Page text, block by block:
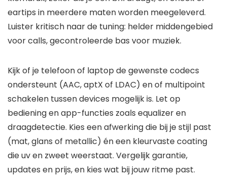
eartips in meerdere maten worden meegeleverd.
Luister kritisch naar de tuning: helder middengebied
voor calls, gecontroleerde bas voor muziek.
Kijk of je telefoon of laptop de gewenste codecs
ondersteunt (AAC, aptX of LDAC) en of multipoint
schakelen tussen devices mogelijk is. Let op
bediening en app-functies zoals equalizer en
draagdetectie. Kies een afwerking die bij je stijl past
(mat, glans of metallic) én een kleurvaste coating
die uv en zweet weerstaat. Vergelijk garantie,
updates en prijs, en kies wat bij jouw ritme past.